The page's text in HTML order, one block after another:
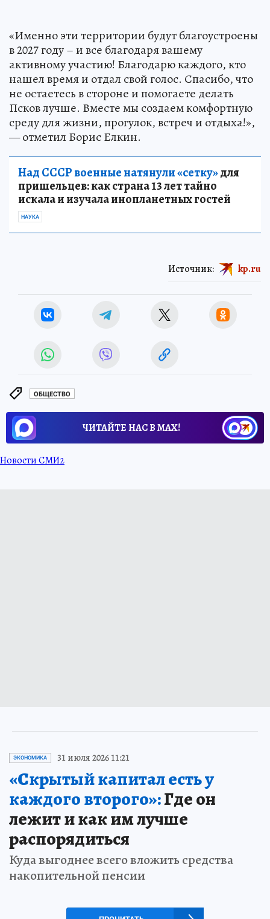
«Именно эти территории будут благоустроены
в 2027 году – и все благодаря вашему
активному участию! Благодарю каждого, кто
нашел время и отдал свой голос. Спасибо, что
не остаетесь в стороне и помогаете делать
Псков лучше. Вместе мы создаем комфортную
среду для жизни, прогулок, встреч и отдыха!»,
— отметил Борис Елкин.
Над СССР военные натянули «сетку»для
пришельцев: как страна 13 лет тайно
искала и изучала инопланетных гостей
НАУКА
Источник: kp.ru
ОБЩЕСТВО
ЧИТАЙТЕ НАС В МАХ!
Новости СМИ2
ЭКОНОМИКА 31 июля 2026 11:21
«Скрытый капитал есть у
каждого второго»:Где он
лежит и как им лучше
распорядиться
Куда выгоднее всего вложить средства
накопительной пенсии